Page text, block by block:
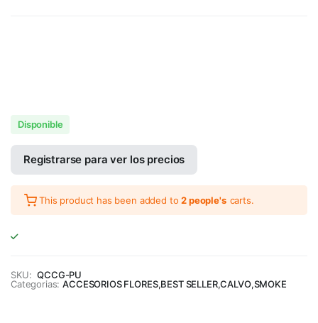
Disponible
Registrarse para ver los precios
This product has been added to2 people's carts.
SKU: QCCG-PU
Categorias: ACCESORIOS FLORES,BEST SELLER,CALVO,SMOKE